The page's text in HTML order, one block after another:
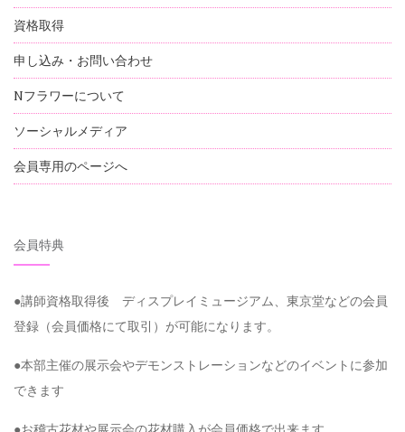
資格取得
申し込み・お問い合わせ
Nフラワーについて
ソーシャルメディア
会員専用のページへ
会員特典
●講師資格取得後 ディスプレイミュージアム、東京堂などの会員
登録（会員価格にて取引）が可能になります。
●本部主催の展示会やデモンストレーションなどのイベントに参加
できます